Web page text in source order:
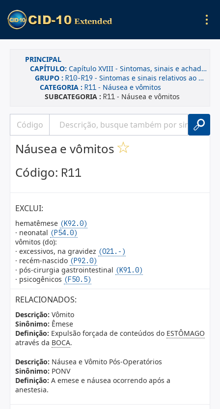
PRINCIPAL
CAPÍTULO: Capítulo XVIII - Sintomas, sinais e achados anormais de exames clínicos e de laboratório, não classificados em outra parte
GRUPO : R10-R19 - Sintomas e sinais relativos ao aparelho digestivo e ao abdome
CATEGORIA : R11 - Náusea e vômitos
SUBCATEGORIA : R11 - Náusea e vômitos
Náusea e vômitos
Código: R11
EXCLUI:
hematêmese (K92.0)
· neonatal (P54.0)
vômitos (do):
· excessivos, na gravidez (O21.-)
· recém-nascido (P92.0)
· pós-cirurgia gastrointestinal (K91.0)
· psicogênicos (F50.5)
RELACIONADOS:
Descrição: Vômito
Sinônimo: Êmese
Definição: Expulsão forçada de conteúdos do ESTÔMAGO
através da BOCA.
Descrição: Náusea e Vômito Pós-Operatórios
Sinônimo: PONV
Definição: A emese e náusea ocorrendo após a
anestesia.